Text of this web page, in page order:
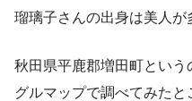
瑠璃子さんの出身は美人が
秋田県平鹿郡増田町とい
グルマップで調べてみたと